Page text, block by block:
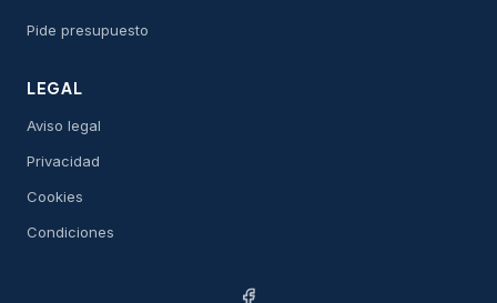
Pide presupuesto
LEGAL
Aviso legal
Privacidad
Cookies
Condiciones